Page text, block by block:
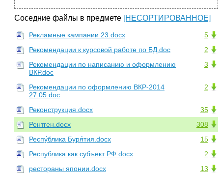
Соседние файлы в предмете [НЕСОРТИРОВАННОЕ]
5
Рекламные кампании 23.docx
2
Рекомендации к курсовой работе по БД.doc
3
Рекомендации по написанию и оформлению
ВКР.doc
2
Рекомендации по оформлению ВКР-2014
27.05.doc
35
Реконструкция.docx
308
Рентген.docx
15
Респу́блика Буря́тия.docx
2
Республика как субъект РФ.docx
13
рестораны японии.docx